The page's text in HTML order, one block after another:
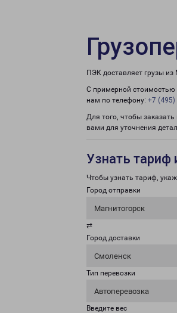
ПЭК доставляет грузы
С примерной стоимостью
нам по телефону: +7 (495)
Для того, чтобы
вами для уточнения
Узнать тариф
Чтобы узнать тариф,
Город отправки
Магнитогорск
⇄
Город доставки
Смоленск
Тип перевозки
Автоперевозка
Введите вес